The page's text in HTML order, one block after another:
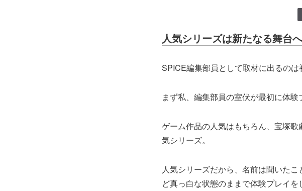
人気シリーズは新たなる舞台へ
SPICE編集部員として取材に出るのは
まず私、編集部員の室伏が最初に体験
ゲーム作品の人気はもちろん、宝塚
気シリーズ。
人気シリーズだから、名前は聞いた
ど真っ白な状態のままで体験プレイを